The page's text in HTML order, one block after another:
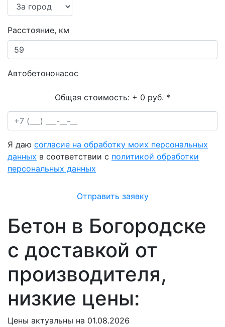
Расстояние, км
Автобетононасос
Общая стоимость: + 0 руб. *
Я даю согласие на обработку моих персональных
данных в соответствии с политикой обработки
персональных данных
Отправить заявку
Бетон в Богородске
с доставкой от
производителя,
низкие цены:
Цены актуальны на 01.08.2026